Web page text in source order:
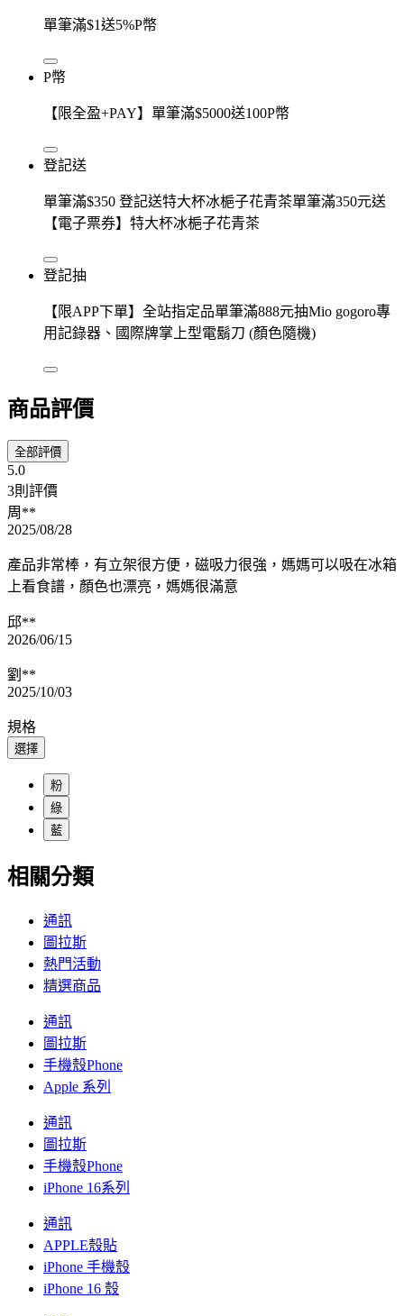
單筆滿$1送5%P幣
P幣
【限全盈+PAY】單筆滿$5000送100P幣
登記送
單筆滿$350 登記送特大杯冰梔子花青茶單筆滿350元送
【電子票券】特大杯冰梔子花青茶
登記抽
【限APP下單】全站指定品單筆滿888元抽Mio gogoro專
用記錄器、國際牌掌上型電鬍刀 (顏色隨機)
商品評價
全部評價
5.0
3則評價
周**
2025/08/28
產品非常棒，有立架很方便，磁吸力很強，媽媽可以吸在冰箱
上看食譜，顏色也漂亮，媽媽很滿意
邱**
2026/06/15
劉**
2025/10/03
規格
選擇
粉
綠
藍
相關分類
通訊
圖拉斯
熱門活動
精選商品
通訊
圖拉斯
手機殼Phone
Apple 系列
通訊
圖拉斯
手機殼Phone
iPhone 16系列
通訊
APPLE殼貼
iPhone 手機殼
iPhone 16 殼